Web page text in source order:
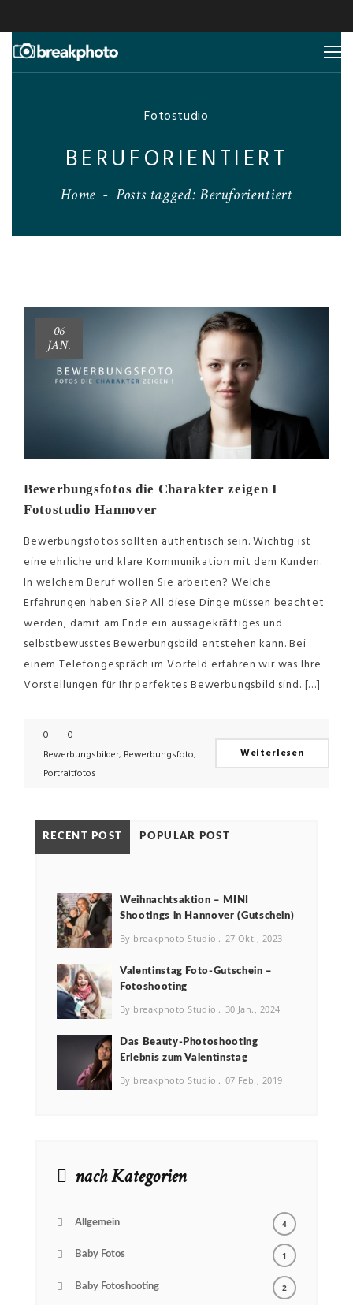
Fotostudio
BERUFORIENTIERT
Home - Posts tagged: Beruforientiert
06
JAN.
Bewerbungsfotos die Charakter zeigen I
Fotostudio Hannover
Bewerbungsfotos sollten authentisch sein. Wichtig ist
eine ehrliche und klare Kommunikation mit dem Kunden.
In welchem Beruf wollen Sie arbeiten? Welche
Erfahrungen haben Sie? All diese Dinge müssen beachtet
werden, damit am Ende ein aussagekräftiges und
selbstbewusstes Bewerbungsbild entstehen kann. Bei
einem Telefongespräch im Vorfeld erfahren wir was Ihre
Vorstellungen für Ihr perfektes Bewerbungsbild sind. […]
0
0
Bewerbungsbilder, Bewerbungsfoto,
Portraitfotos
Weiterlesen
RECENT POST POPULAR POST
Weihnachtsaktion – MINI
Shootings in Hannover (Gutschein)
By breakphoto Studio 27 Okt., 2023
Valentinstag Foto-Gutschein –
Fotoshooting
By breakphoto Studio 30 Jan., 2024
Das Beauty-Photoshooting
Erlebnis zum Valentinstag
By breakphoto Studio 07 Feb., 2019
nach Kategorien
Allgemein 4
Baby Fotos 1
Baby Fotoshooting 2